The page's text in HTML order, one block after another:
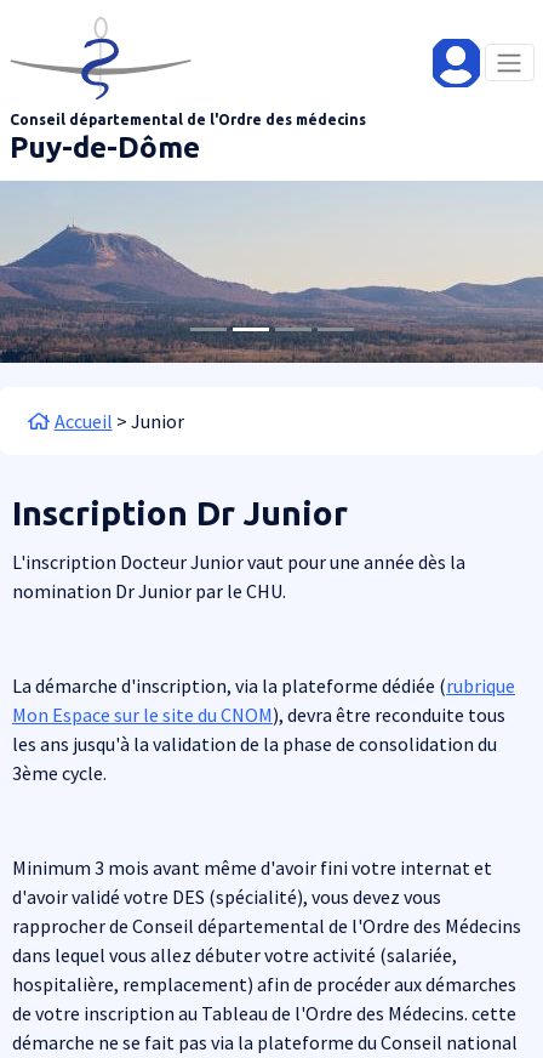
Aller au contenu principal
Conseil départemental de l'Ordre des médecins
Puy-de-Dôme
Fil d'Ariane
Accueil Junior
Inscription Dr Junior
L'inscription Docteur Junior vaut pour une année dès la
nomination Dr Junior par le CHU.
La démarche d'inscription, via la plateforme dédiée (rubrique
Mon Espace sur le site du CNOM), devra être reconduite tous
les ans jusqu'à la validation de la phase de consolidation du
3ème cycle.
Minimum 3 mois avant même d'avoir fini votre internat et
d'avoir validé votre DES (spécialité), vous devez vous
rapprocher de Conseil départemental de l'Ordre des Médecins
dans lequel vous allez débuter votre activité (salariée,
hospitalière, remplacement) afin de procéder aux démarches
de votre inscription au Tableau de l'Ordre des Médecins. cette
démarche ne se fait pas via la plateforme du Conseil national
Panneau de gestion des cookies